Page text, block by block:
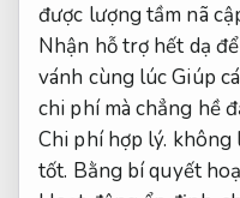
được lượng tầm nã
Nhận hỗ trợ hết dạ
vánh cùng lúc Giúp
chi phí mà chẳng hề
Chi phí hợp lý. không
tốt. Bằng bí quyết